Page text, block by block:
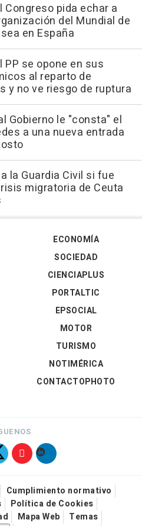
Congreso pida echar a
del Mundial de
en España
PP se opone en sus
al reparto de
y no ve riesgo de ruptura
Gobierno le "consta" el
a una nueva entrada
la Guardia Civil si fue
migratoria de Ceuta
ECONOMÍA
SOCIEDAD
CIENCIAPLUS
PORTALTIC
EPSOCIAL
MOTOR
TURISMO
NOTIMÉRICA
CONTACTOPHOTO
Cumplimiento normativo
Política de Cookies
Mapa Web
Temas